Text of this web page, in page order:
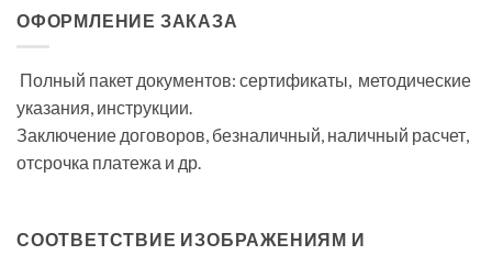
ОФОРМЛЕНИЕ ЗАКАЗА
Полный пакет документов: сертификаты, методические
указания, инструкции.
Заключение договоров, безналичный, наличный расчет,
отсрочка платежа и др.
СООТВЕТСТВИЕ ИЗОБРАЖЕНИЯМ И